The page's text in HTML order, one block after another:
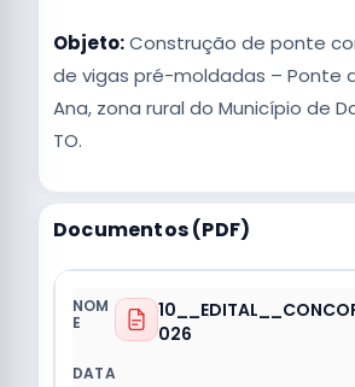
Objeto:Construção de ponte
de vigas pré-moldadas – Ponte
Ana, zona rural do Município de
TO.
Documentos (PDF)
026